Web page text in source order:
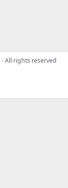
- All rights reserved